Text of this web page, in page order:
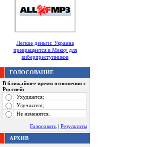
Легкие деньги: Украина
превращается в Мекку для
киберпреступников
ГОЛОСОВАНИЕ
В ближайшее время отношения с
Россией:
Ухудшатся;
Улучшатся;
Не изменятся.
Голосовать | Результаты
АРХИВ